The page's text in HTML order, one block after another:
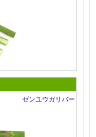
ゼンユウガリバー